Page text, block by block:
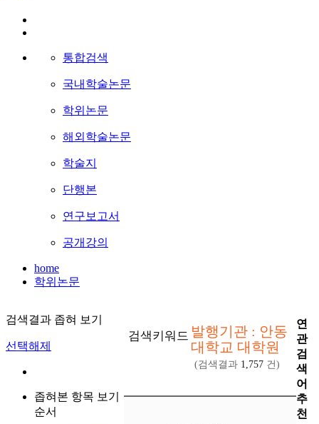
통합검색
국내학술논문
학위논문
해외학술논문
학술지
단행본
연구보고서
공개강의
home
학위논문
검색결과 좁혀 보기
선택해제
좁혀본 항목 보기
순서
검색키워드 발행기관 : 안동
대학교 대학원
(검색결과 1,757 건)
연
관
검
색
어
추
천